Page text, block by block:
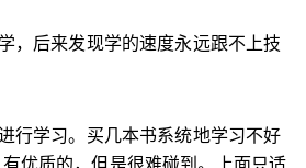
，后来发现学的速度永远跟不上技
行学习。买几本书系统地学习不好
学习不好吗？公众号鱼龙混
很难碰到。上面只适合查漏补
口碑差不多的情况下。最好都
本书，看了就把一门技术掌握